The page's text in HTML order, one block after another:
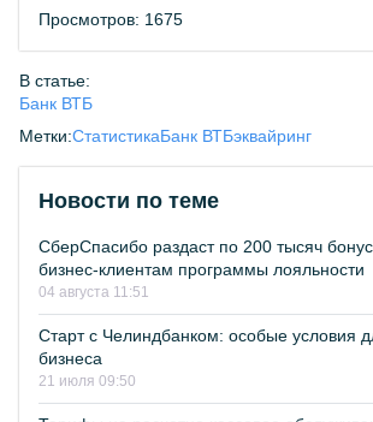
Просмотров: 1675
В статье:
Банк ВТБ
Метки:СтатистикаБанк ВТБэквайринг
Новости по теме
СберСпасибо раздаст по 200 тысяч
бизнес-клиентам программы лояльности
04 августа 11:51
Старт с Челиндбанком: особые условия
бизнеса
21 июля 09:50